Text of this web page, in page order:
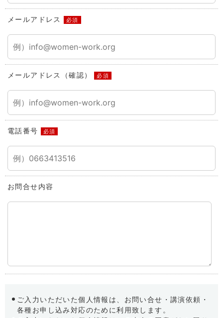
メールアドレス 必須
メールアドレス（確認） 必須
電話番号 必須
お問合せ内容
ご入力いただいた個人情報は、お問い合せ・講演依頼・
各種お申し込み対応のために利用致します。